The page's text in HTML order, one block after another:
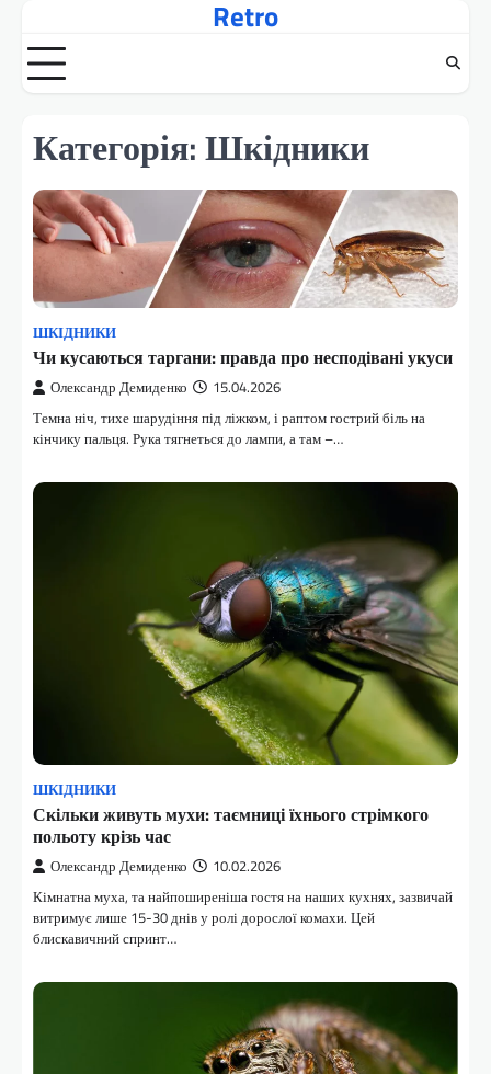
вмісту
Retro
Категорія:Шкідники
ШКІДНИКИ
Чи кусаються таргани: правда про несподівані укуси
Олександр Демиденко 15.04.2026
Темна ніч, тихе шарудіння під ліжком, і раптом гострий біль на
кінчику пальця. Рука тягнеться до лампи, а там –…
ШКІДНИКИ
Скільки живуть мухи: таємниці їхнього стрімкого
польоту крізь час
Олександр Демиденко 10.02.2026
Кімнатна муха, та найпоширеніша гостя на наших кухнях, зазвичай
витримує лише 15-30 днів у ролі дорослої комахи. Цей
блискавичний спринт…